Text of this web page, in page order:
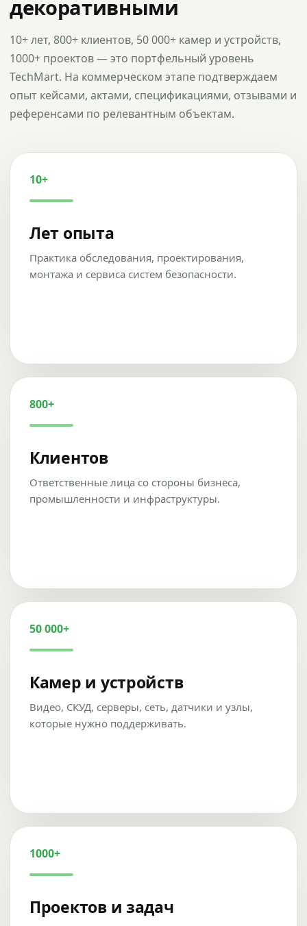
декоративными
10+ лет, 800+ клиентов, 50 000+ камер и устройств,
1000+ проектов — это портфельный уровень
TechMart. На коммерческом этапе подтверждаем
опыт кейсами, актами, спецификациями, отзывами и
референсами по релевантным объектам.
10+
Лет опыта
Практика обследования, проектирования,
монтажа и сервиса систем безопасности.
800+
Клиентов
Ответственные лица со стороны бизнеса,
промышленности и инфраструктуры.
50 000+
Камер и устройств
Видео, СКУД, серверы, сеть, датчики и узлы,
которые нужно поддерживать.
1000+
Проектов и задач